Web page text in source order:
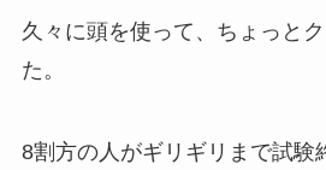
久々に頭を使って、ちょっと
た。
8割方の人がギリギリまで試験